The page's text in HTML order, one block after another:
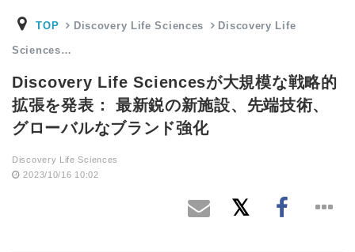
TOP Discovery Life Sciences Discovery Life
Sciences…
Discovery Life Sciencesが大規模な戦略的
拡張を発表： 最新鋭の新施設、先端技術、
グローバルなブランド強化
Discovery Life Sciences
2023/10/16 10:02